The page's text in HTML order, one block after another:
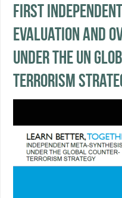
First
evaluation and
under the UN
Terrorism